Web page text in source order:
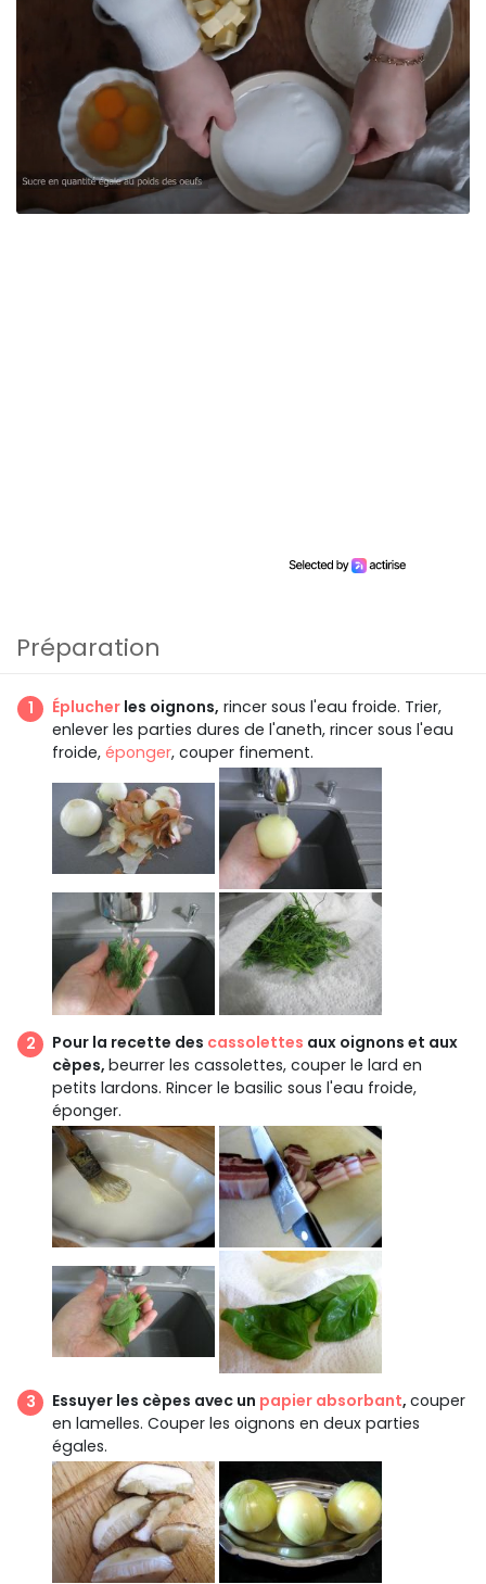
Préparation
Éplucher les oignons, rincer sous l'eau froide. Trier,
enlever les parties dures de l'aneth, rincer sous l'eau
froide, éponger, couper finement.
Pour la recette des cassolettes aux oignons et aux
cèpes, beurrer les cassolettes, couper le lard en
petits lardons. Rincer le basilic sous l'eau froide,
éponger.
Essuyer les cèpes avec un papier absorbant, couper
en lamelles. Couper les oignons en deux parties
égales.